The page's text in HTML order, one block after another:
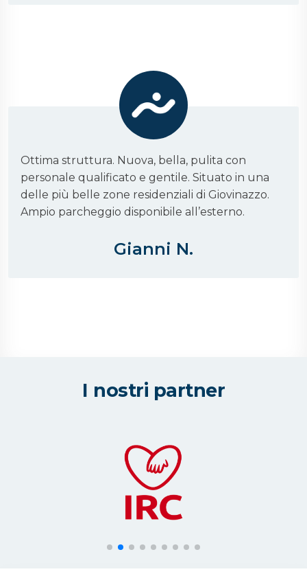
Ottima struttura. Nuova, bella, pulita con
personale qualificato e gentile. Situato in una
delle più belle zone residenziali di Giovinazzo.
Ampio parcheggio disponibile all’esterno.
Gianni N.
I nostri partner